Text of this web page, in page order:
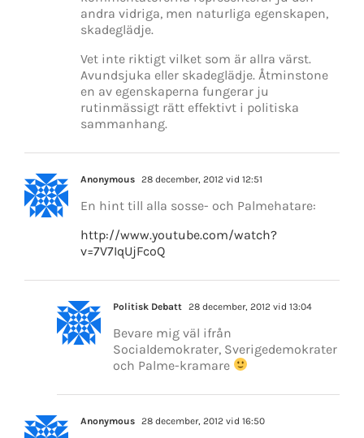
andra vidriga, men naturliga egenskapen,
skadeglädje.
Vet inte riktigt vilket som är allra värst.
Avundsjuka eller skadeglädje. Åtminstone
en av egenskaperna fungerar ju
rutinmässigt rätt effektivt i politiska
sammanhang.
Anonymous 28 december, 2012 vid 12:51
En hint till alla sosse- och Palmehatare:
http://www.youtube.com/watch?
v=7V7IqUjFcoQ
Politisk Debatt 28 december, 2012 vid 13:04
Bevare mig väl ifrån
Socialdemokrater, Sverigedemokrater
och Palme-kramare
Anonymous 28 december, 2012 vid 16:50